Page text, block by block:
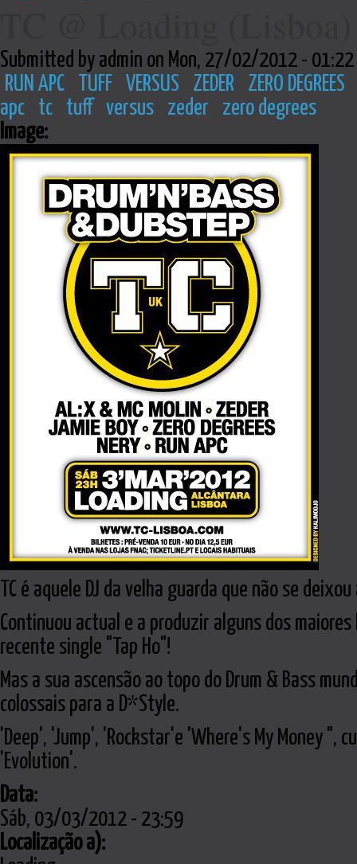
Submitted by admin on Mon, 27/02/2012 - 01:22
RUN APC
TUFF VERSUS ZEDER
ZERO DEGREES
apc
tc tuff versus zeder
zero degrees
Image:
TC é aquele DJ da velha guarda que não se
Continuou actual e a produzir alguns dos
recente single "Tap Ho"!
Mas a sua ascensão ao topo do Drum & Bass
colossais para a D*Style.
'Deep', 'Jump', 'Rockstar'e 'Where's My Money ",
'Evolution'.
Data:
Sáb, 03/03/2012 - 23:59
Localização a):